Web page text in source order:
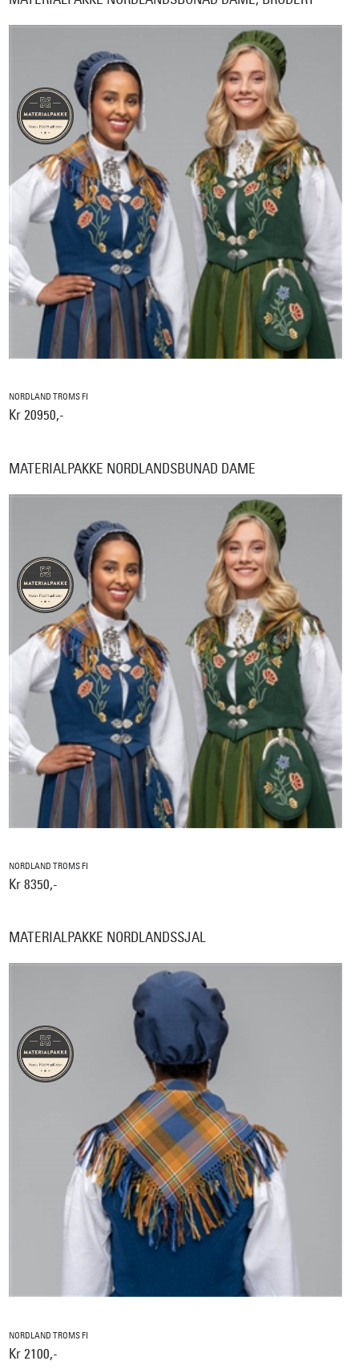
NORDLAND TROMS FI
Kr 20950,-
MATERIALPAKKE NORDLANDSBUNAD DAME
NORDLAND TROMS FI
Kr 8350,-
MATERIALPAKKE NORDLANDSSJAL
NORDLAND TROMS FI
Kr 2100,-